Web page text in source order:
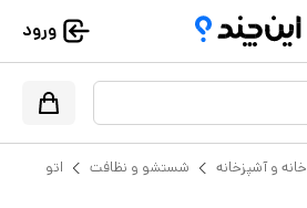
ورود
خانه و آشپزخانه شستشو و نظافت اتو